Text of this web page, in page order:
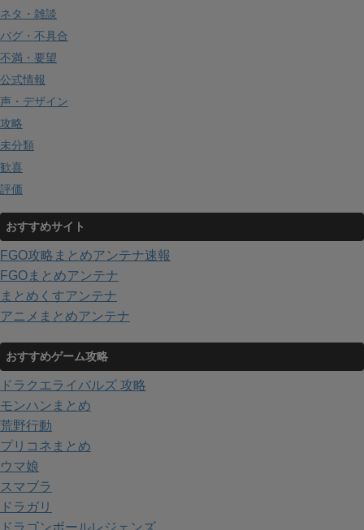
ネタ・雑談
バグ・不具合
不満・要望
公式情報
声・デザイン
攻略
未分類
歓喜
評価
おすすめサイト
FGO攻略まとめアンテナ速報
FGOまとめアンテナ
まとめくすアンテナ
アニメまとめアンテナ
おすすめゲーム攻略
ドラクエライバルズ 攻略
モンハンまとめ
荒野行動
プリコネまとめ
ウマ娘
スマブラ
ドラガリ